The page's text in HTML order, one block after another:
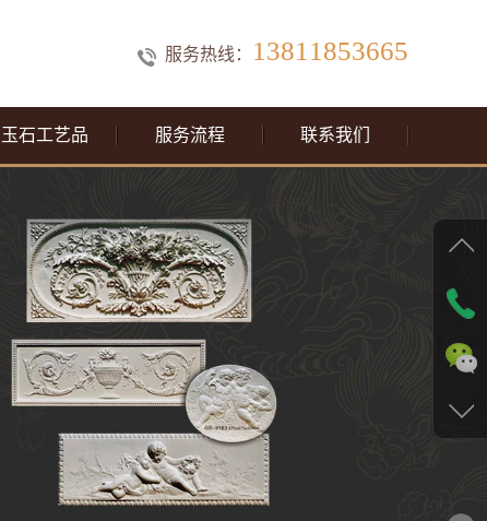
服务热线： 13811853665
玉石工艺品 服务流程 联系我们